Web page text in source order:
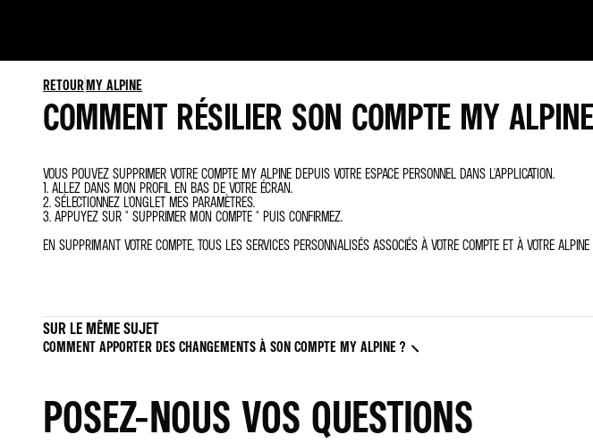
RETOURMY ALPINE
COMMENT RÉSILIER SON COMPTE MY
VOUS POUVEZ SUPPRIMER VOTRE COMPTE MY ALPINE DEPUIS VOTRE ESPACE PERSONNEL DANS L'APPLICATION.
1. ALLEZ DANS MON PROFIL EN BAS DE VOTRE ÉCRAN.
2. SÉLECTIONNEZ L'ONGLET MES PARAMÈTRES.
3. APPUYEZ SUR " SUPPRIMER MON COMPTE " PUIS CONFIRMEZ.
EN SUPPRIMANT VOTRE COMPTE, TOUS LES SERVICES PERSONNALISÉS ASSOCIÉS À VOTRE COMPTE ET À VOTRE
SUR LE MÊME SUJET
COMMENT APPORTER DES CHANGEMENTS À SON COMPTE MY ALPINE ?
POSEZ-NOUS VOS QUESTIONS